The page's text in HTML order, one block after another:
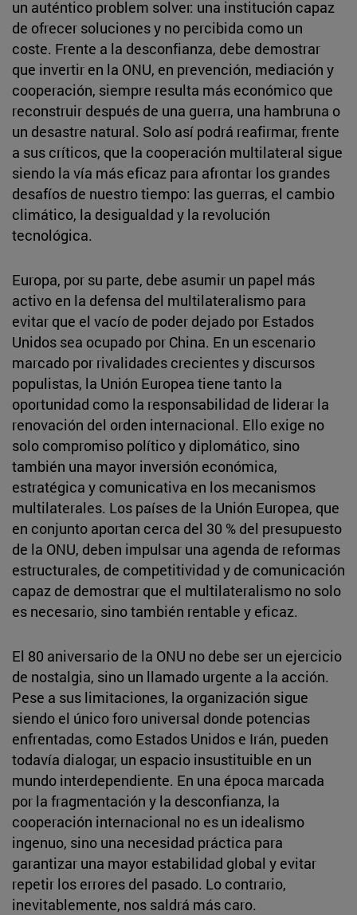
un auténtico problem solver: una institución capaz
de ofrecer soluciones y no percibida como un
coste. Frente a la desconfianza, debe demostrar
que invertir en la ONU, en prevención, mediación y
cooperación, siempre resulta más económico que
reconstruir después de una guerra, una hambruna o
un desastre natural. Solo así podrá reafirmar, frente
a sus críticos, que la cooperación multilateral sigue
siendo la vía más eficaz para afrontar los grandes
desafíos de nuestro tiempo: las guerras, el cambio
climático, la desigualdad y la revolución
tecnológica.
Europa, por su parte, debe asumir un papel más
activo en la defensa del multilateralismo para
evitar que el vacío de poder dejado por Estados
Unidos sea ocupado por China. En un escenario
marcado por rivalidades crecientes y discursos
populistas, la Unión Europea tiene tanto la
oportunidad como la responsabilidad de liderar la
renovación del orden internacional. Ello exige no
solo compromiso político y diplomático, sino
también una mayor inversión económica,
estratégica y comunicativa en los mecanismos
multilaterales. Los países de la Unión Europea, que
en conjunto aportan cerca del 30 % del presupuesto
de la ONU, deben impulsar una agenda de reformas
estructurales, de competitividad y de comunicación
capaz de demostrar que el multilateralismo no solo
es necesario, sino también rentable y eficaz.
El 80 aniversario de la ONU no debe ser un ejercicio
de nostalgia, sino un llamado urgente a la acción.
Pese a sus limitaciones, la organización sigue
siendo el único foro universal donde potencias
enfrentadas, como Estados Unidos e Irán, pueden
todavía dialogar, un espacio insustituible en un
mundo interdependiente. En una época marcada
por la fragmentación y la desconfianza, la
cooperación internacional no es un idealismo
ingenuo, sino una necesidad práctica para
garantizar una mayor estabilidad global y evitar
repetir los errores del pasado. Lo contrario,
inevitablemente, nos saldrá más caro.